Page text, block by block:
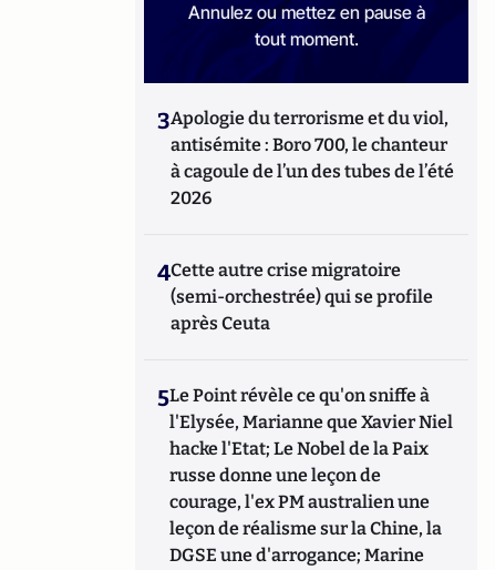
Annulez ou mettez en pause à
tout moment.
3Apologie du terrorisme et du viol,
antisémite : Boro 700, le chanteur
à cagoule de l’un des tubes de l’été
2026
4Cette autre crise migratoire
(semi-orchestrée) qui se profile
après Ceuta
5Le Point révèle ce qu'on sniffe à
l'Elysée, Marianne que Xavier Niel
hacke l'Etat; Le Nobel de la Paix
russe donne une leçon de
courage, l'ex PM australien une
leçon de réalisme sur la Chine, la
DGSE une d'arrogance; Marine